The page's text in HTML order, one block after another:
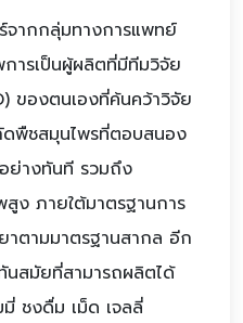
จากกลุ่มทางการแพทย์
ารเป็นผู้ผลิตที่มีทีมวิจัย
องตนเองที่ค้นคว้าวิจัย
พืชสมุนไพรที่ตอบสนอง
ย่างทันที รวมถึง
ง ภายใต้มาตรฐานการ
าตามมาตรฐานสากล อีก
นสมัยที่สามารถผลิตได้
ชงดื่ม เม็ด เจลลี่